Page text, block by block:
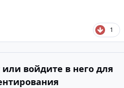
1
или войдите в него для